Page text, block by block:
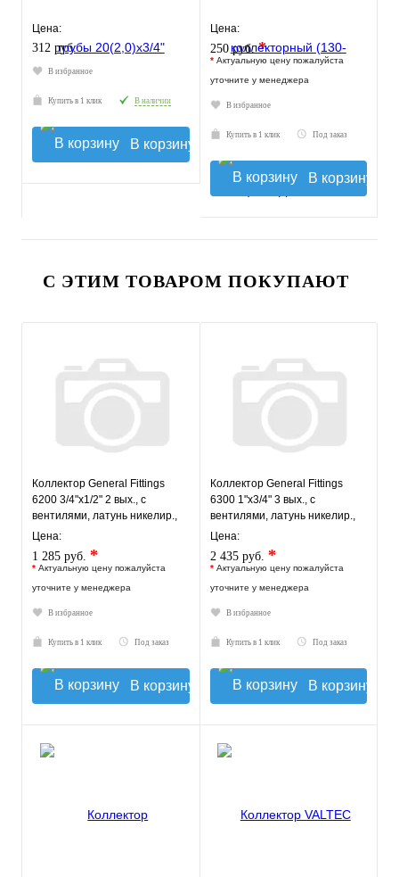
Цена:
312 руб.
В избранное
Купить в 1 клик В наличии
В корзину
Цена:
250 руб.*
* Актуальную цену пожалуйста
уточните у менеджера
В избранное
Купить в 1 клик Под заказ
В корзину
С ЭТИМ ТОВАРОМ ПОКУПАЮТ
Коллектор General Fittings
6200 3/4"х1/2" 2 вых., c
вентилями, латунь никелир.,
синий регулятор
Цена:
1 285 руб. *
* Актуальную цену пожалуйста
уточните у менеджера
В избранное
Купить в 1 клик Под заказ
В корзину
Коллектор General Fittings
6300 1"х3/4" 3 вых., c
вентилями, латунь никелир.,
синий регулятор
Цена:
2 435 руб. *
* Актуальную цену пожалуйста
уточните у менеджера
В избранное
Купить в 1 клик Под заказ
В корзину